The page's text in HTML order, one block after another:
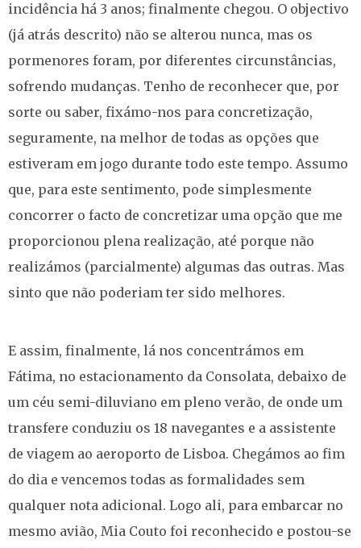
incidência há 3 anos; finalmente chegou. O objectivo
(já atrás descrito) não se alterou nunca, mas os
pormenores foram, por diferentes circunstâncias,
sofrendo mudanças. Tenho de reconhecer que, por
sorte ou saber, fixámo-nos para concretização,
seguramente, na melhor de todas as opções que
estiveram em jogo durante todo este tempo. Assumo
que, para este sentimento, pode simplesmente
concorrer o facto de concretizar uma opção que me
proporcionou plena realização, até porque não
realizámos (parcialmente) algumas das outras. Mas
sinto que não poderiam ter sido melhores.
E assim, finalmente, lá nos concentrámos em
Fátima, no estacionamento da Consolata, debaixo de
um céu semi-diluviano em pleno verão, de onde um
transfere conduziu os 18 navegantes e a assistente
de viagem ao aeroporto de Lisboa. Chegámos ao fim
do dia e vencemos todas as formalidades sem
qualquer nota adicional. Logo ali, para embarcar no
mesmo avião, Mia Couto foi reconhecido e postou-se